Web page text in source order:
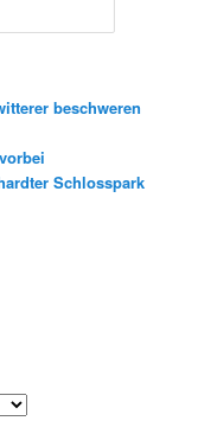
beschweren
Schlosspark